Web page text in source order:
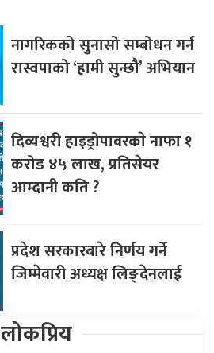
नागरिकको सुनासो सम्बोधन गर्न
रास्वपाको ‘हामी सुन्छौं’ अभियान
दिव्यश्वरी हाइड्रोपावरकाे नाफा १
करोड ४५ लाख, प्रतिसेयर
आम्दानी कति ?
प्रदेश सरकारबारे निर्णय गर्ने
जिम्मेवारी अध्यक्ष लिङ्देनलाई
लोकप्रिय